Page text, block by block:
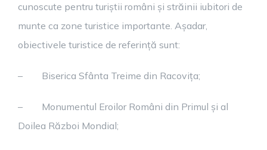
cunoscute pentru turiștii români și străinii iubitori de
munte ca zone turistice importante. Așadar,
obiectivele turistice de referință sunt:
– Biserica Sfânta Treime din Racovița;
– Monumentul Eroilor Români din Primul și al
Doilea Război Mondial;